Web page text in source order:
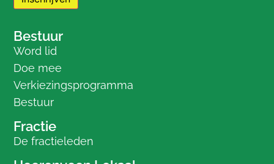
Bestuur
Word lid
Doe mee
Verkiezingsprogramma
Bestuur
Fractie
De fractieleden